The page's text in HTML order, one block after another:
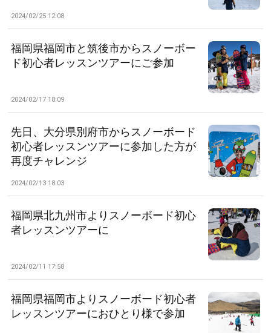
2024/02/25 12:08
福岡県福岡市と筑後市からスノーボー
ド初心者レッスンツアーにご参加
2024/02/17 18:09
先日、大分県別府市からスノーボード
初心者レッスンツアーに参加した方が
再度チャレンジ
2024/02/13 18:03
福岡県北九州市よりスノーボード初心
者レッスンツアーに
2024/02/11 17:58
福岡県福岡市よりスノーボード初心者
レッスンツアーにおひとり様で参加